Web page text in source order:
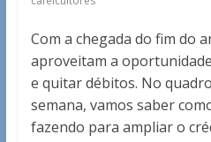
Com a chegada do fim do
aproveitam a
e quitar débitos. No
semana, vamos saber
fazendo para ampliar o